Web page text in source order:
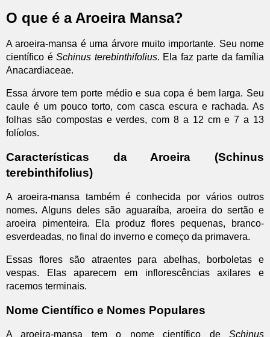
O que é a Aroeira Mansa?
A aroeira-mansa é uma árvore muito importante. Seu nome
científico é Schinus terebinthifolius. Ela faz parte da família
Anacardiaceae.
Essa árvore tem porte médio e sua copa é bem larga. Seu
caule é um pouco torto, com casca escura e rachada. As
folhas são compostas e verdes, com 8 a 12 cm e 7 a 13
folíolos.
Características da Aroeira (Schinus
terebinthifolius)
A aroeira-mansa também é conhecida por vários outros
nomes. Alguns deles são aguaraíba, aroeira do sertão e
aroeira pimenteira. Ela produz flores pequenas, branco-
esverdeadas, no final do inverno e começo da primavera.
Essas flores são atraentes para abelhas, borboletas e
vespas. Elas aparecem em inflorescências axilares e
racemos terminais.
Nome Científico e Nomes Populares
A aroeira-mansa tem o nome científico de Schinus